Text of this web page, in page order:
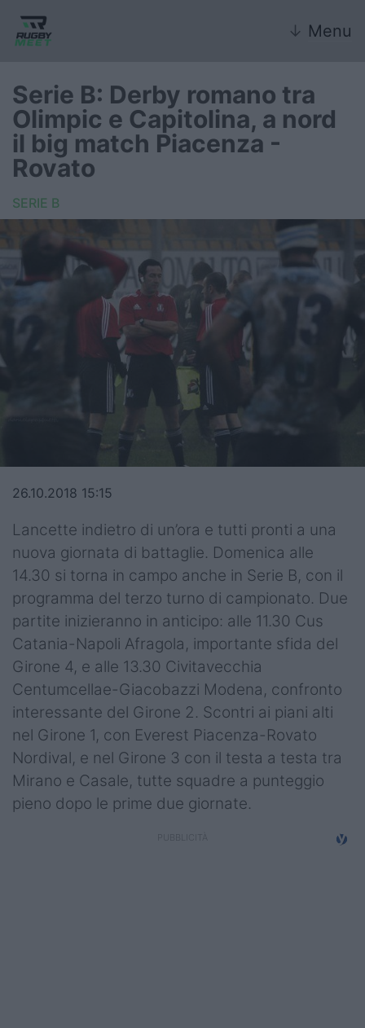
↓ Menu
Nazionale
Nazionali giovanili
Rugby Sevens
Internazionale
6 Nazioni
United Rugby Championship
Premiership
Challenge Cup
World Rugby
Rugby World Cup
Super Rugby
Rugby in TV
Mercato
Serie A Elite
Campionati
Serie A
Serie B
Serie B: Derby romano tra
Olimpic e Capitolina, a nord
il big match Piacenza -
Rovato
SERIE B
26.10.2018 15:15
Lancette indietro di un’ora e tutti pronti a una
nuova giornata di battaglie. Domenica alle
14.30 si torna in campo anche in Serie B, con il
programma del terzo turno di campionato. Due
partite inizieranno in anticipo: alle 11.30 Cus
Catania-Napoli Afragola, importante sfida del
Girone 4, e alle 13.30 Civitavecchia
Centumcellae-Giacobazzi Modena, confronto
interessante del Girone 2. Scontri ai piani alti
nel Girone 1, con Everest Piacenza-Rovato
Nordival, e nel Girone 3 con il testa a testa tra
Mirano e Casale, tutte squadre a punteggio
pieno dopo le prime due giornate.